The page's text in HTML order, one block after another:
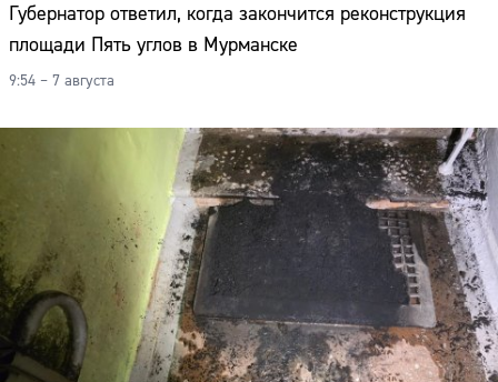
Губернатор ответил, когда закончится реконструкция
площади Пять углов в Мурманске
9:54 – 7 августа